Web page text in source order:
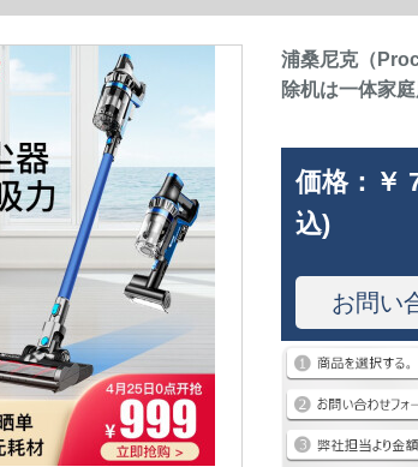
浦桑尼克（
除机は一体家
価格： ￥
込)
お問い